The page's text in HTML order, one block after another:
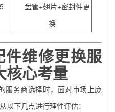
盘管+翅片+密封件更
换
件维修更换服
核心考量
服务商选择时，面对市场上庞
以下几点进行理性评估：